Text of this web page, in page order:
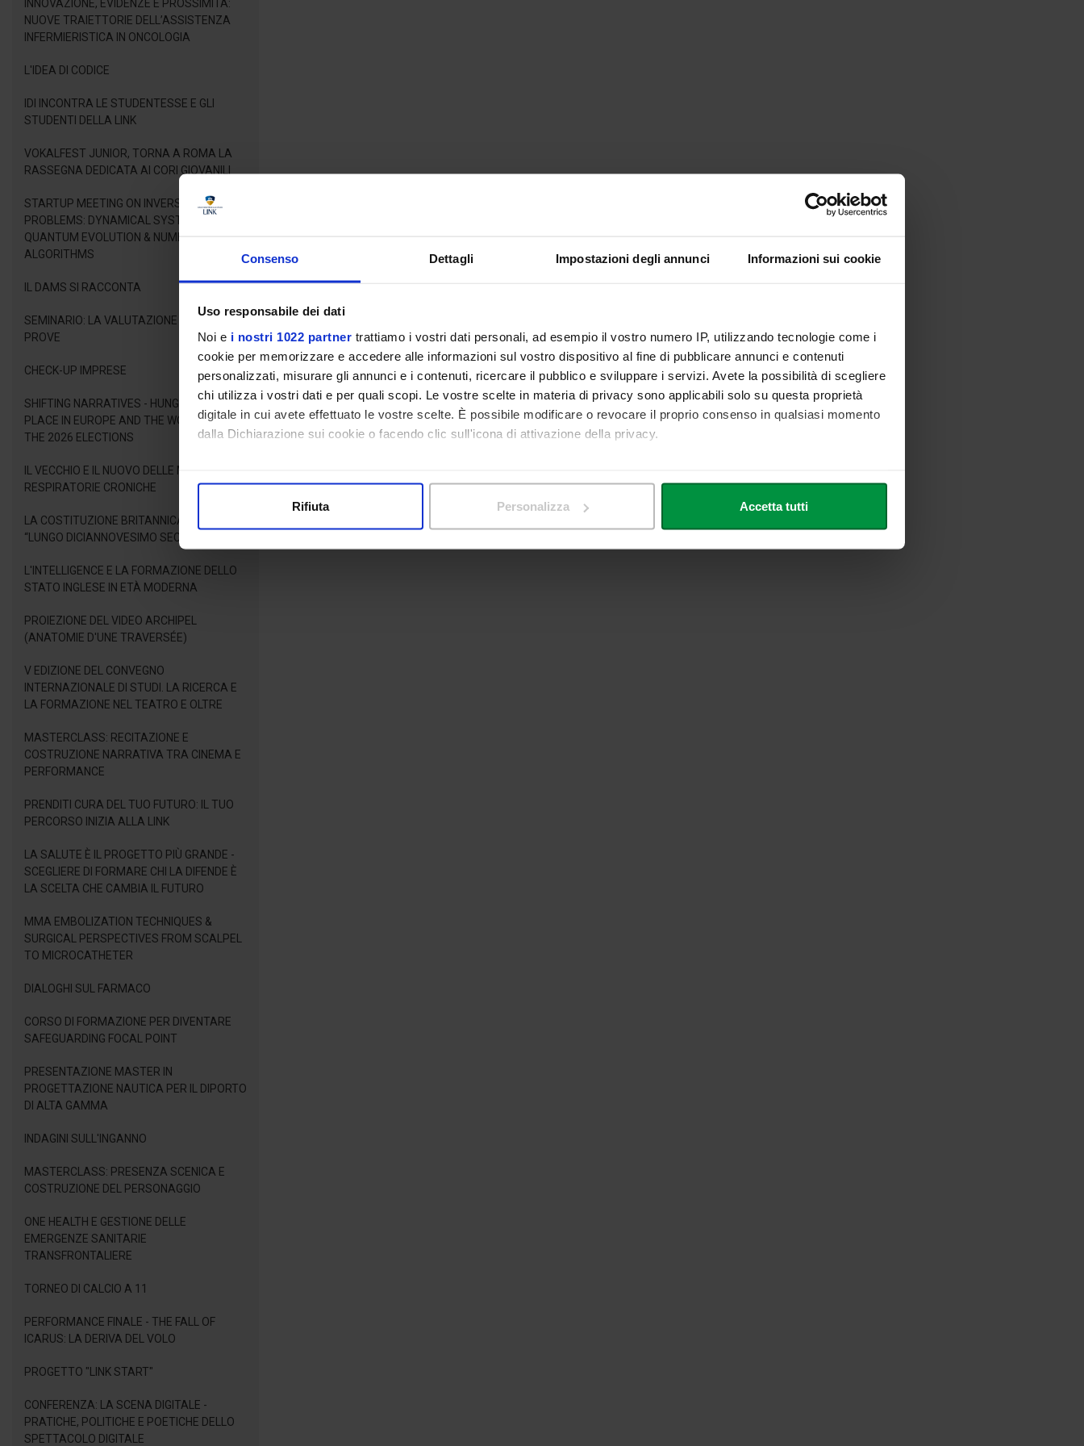
Consenso Dettagli Impostazioni degli annunci Informazioni sui cookie
Uso responsabile dei dati
Noi e i nostri 1022 partner trattiamo i vostri dati personali, ad esempio il vostro numero IP, utilizzando tecnologie come i
cookie per memorizzare e accedere alle informazioni sul vostro dispositivo al fine di pubblicare annunci e contenuti
personalizzati, misurare gli annunci e i contenuti, ricercare il pubblico e sviluppare i servizi. Avete la possibilità di scegliere
chi utilizza i vostri dati e per quali scopi. Le vostre scelte in materia di privacy sono applicabili solo su questa proprietà
digitale in cui avete effettuato le vostre scelte. È possibile modificare o revocare il proprio consenso in qualsiasi momento
dalla Dichiarazione sui cookie o facendo clic sull'icona di attivazione della privacy.
Identificare il tuo dispositivo, scansionandolo attivamente alla ricerca di caratteristiche specifiche (impronte digitali).
Rifiuta Personalizza Accetta tutti
INNOVAZIONE, EVIDENZE E PROSSIMITÀ:
NUOVE TRAIETTORIE DELL’ASSISTENZA
INFERMIERISTICA IN ONCOLOGIA
L'IDEA DI CODICE
IDI INCONTRA LE STUDENTESSE E GLI
STUDENTI DELLA LINK
VOKALFEST JUNIOR, TORNA A ROMA LA
RASSEGNA DEDICATA AI CORI GIOVANILI
STARTUP MEETING ON INVERSE LINEAR
PROBLEMS: DYNAMICAL SYSTEMS,
QUANTUM EVOLUTION & NUMERICAL
ALGORITHMS
IL DAMS SI RACCONTA
SEMINARIO: LA VALUTAZIONE DELLE
PROVE
CHECK-UP IMPRESE
SHIFTING NARRATIVES - HUNGARY'S NEW
PLACE IN EUROPE AND THE WORLD AFTER
THE 2026 ELECTIONS
IL VECCHIO E IL NUOVO DELLE MALATTIE
RESPIRATORIE CRONICHE
LA COSTITUZIONE BRITANNICA NEL
“LUNGO DICIANNOVESIMO SECOLO”
L'INTELLIGENCE E LA FORMAZIONE DELLO
STATO INGLESE IN ETÀ MODERNA
PROIEZIONE DEL VIDEO ARCHIPEL
(ANATOMIE D'UNE TRAVERSÉE)
V EDIZIONE DEL CONVEGNO
INTERNAZIONALE DI STUDI. LA RICERCA E
LA FORMAZIONE NEL TEATRO E OLTRE
MASTERCLASS: RECITAZIONE E
COSTRUZIONE NARRATIVA TRA CINEMA E
PERFORMANCE
PRENDITI CURA DEL TUO FUTURO: IL TUO
PERCORSO INIZIA ALLA LINK
LA SALUTE È IL PROGETTO PIÙ GRANDE -
SCEGLIERE DI FORMARE CHI LA DIFENDE È
LA SCELTA CHE CAMBIA IL FUTURO
MMA EMBOLIZATION TECHNIQUES &
SURGICAL PERSPECTIVES FROM SCALPEL
TO MICROCATHETER
DIALOGHI SUL FARMACO
CORSO DI FORMAZIONE PER DIVENTARE
SAFEGUARDING FOCAL POINT
PRESENTAZIONE MASTER IN
PROGETTAZIONE NAUTICA PER IL DIPORTO
DI ALTA GAMMA
INDAGINI SULL'INGANNO
MASTERCLASS: PRESENZA SCENICA E
COSTRUZIONE DEL PERSONAGGIO
ONE HEALTH E GESTIONE DELLE
EMERGENZE SANITARIE
TRANSFRONTALIERE
TORNEO DI CALCIO A 11
PERFORMANCE FINALE - THE FALL OF
ICARUS: LA DERIVA DEL VOLO
PROGETTO "LINK START"
CONFERENZA: LA SCENA DIGITALE -
PRATICHE, POLITICHE E POETICHE DELLO
SPETTACOLO DIGITALE